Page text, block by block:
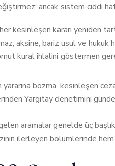
ancak sistem ciddi
kesinleşen kararı yeniden
aksine, bariz usul ve hukuk
kural ihlalini göstermen
yararına bozma, kesinleşen
Yargıtay denetimini
aramalar genelde üç
ilerleyen bölümlerinde